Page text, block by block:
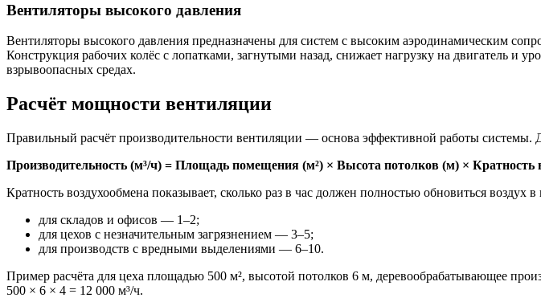
Вентиляторы высокого давления
Вентиляторы высокого давления предназначены для систем с высоким аэродинамическим
Конструкция рабочих колёс с лопатками, загнутыми назад, снижает нагрузку на двигатель и
взрывоопасных средах.
Расчёт мощности вентиляции
Правильный расчёт производительности вентиляции — основа эффективной работы системы.
Производительность (м³/ч) = Площадь помещения (м²) × Высота потолков (м) × Кратность
Кратность воздухообмена показывает, сколько раз в час должен полностью обновиться воздух
для складов и офисов — 1–2;
для цехов с незначительным загрязнением — 3–5;
для производств с вредными выделениями — 6–10.
Пример расчёта для цеха площадью 500 м², высотой потолков 6 м, деревообрабатывающее
500 × 6 × 4 = 12 000 м³/ч.